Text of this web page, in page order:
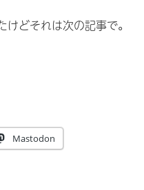
どそれは次の記事で。
Mastodon